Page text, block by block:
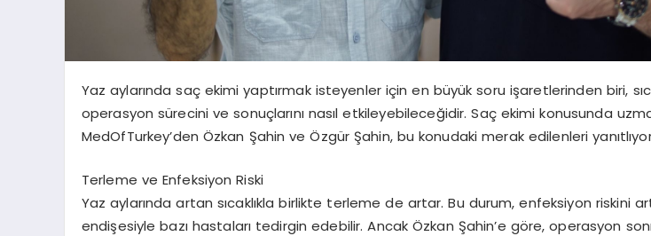
Yaz aylarında saç ekimi yaptırmak isteyenler için en büyük soru işaretlerinden biri,
operasyon sürecini ve sonuçlarını nasıl etkileyebileceğidir. Saç ekimi konusunda
MedOfTurkey’den Özkan Şahin ve Özgür Şahin, bu konudaki merak edilenleri
Terleme ve Enfeksiyon Riski
Yaz aylarında artan sıcaklıkla birlikte terleme de artar. Bu durum, enfeksiyon riskini
endişesiyle bazı hastaları tedirgin edebilir. Ancak Özkan Şahin’e göre, operasyon